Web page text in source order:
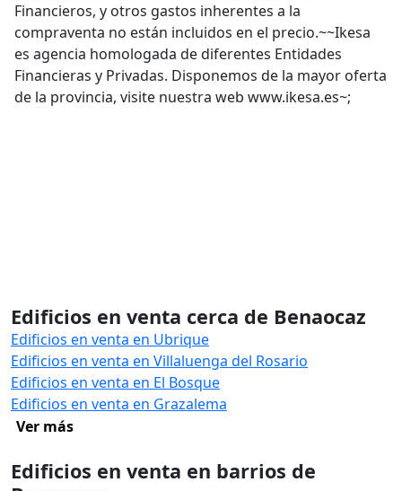
Financieros, y otros gastos inherentes a la
compraventa no están incluidos en el precio.~~Ikesa
es agencia homologada de diferentes Entidades
Financieras y Privadas. Disponemos de la mayor oferta
de la provincia, visite nuestra web www.ikesa.es~;
Edificios en venta cerca de Benaocaz
Edificios en venta en Ubrique
Edificios en venta en Villaluenga del Rosario
Edificios en venta en El Bosque
Edificios en venta en Grazalema
Ver más
Edificios en venta en barrios de